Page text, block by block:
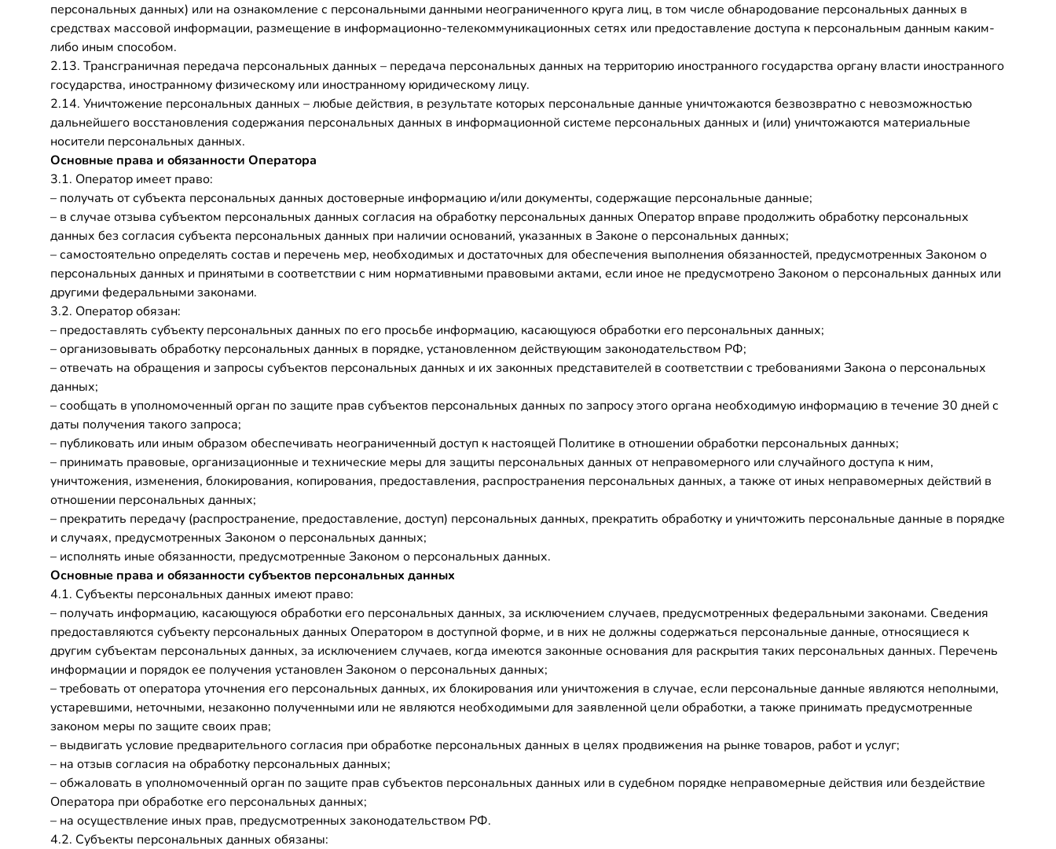
персональных данных) или на ознакомление с персональными данными неограниченного круга лиц, в том числе обнародование персональных данных в
средствах массовой информации, размещение в информационно-телекоммуникационных сетях или предоставление доступа к персональным данным каким-
либо иным способом.
2.13. Трансграничная передача персональных данных – передача персональных данных на территорию иностранного государства органу власти иностранного
государства, иностранному физическому или иностранному юридическому лицу.
2.14. Уничтожение персональных данных – любые действия, в результате которых персональные данные уничтожаются безвозвратно с невозможностью
дальнейшего восстановления содержания персональных данных в информационной системе персональных данных и (или) уничтожаются материальные
носители персональных данных.
Основные права и обязанности Оператора
3.1. Оператор имеет право:
– получать от субъекта персональных данных достоверные информацию и/или документы, содержащие персональные данные;
– в случае отзыва субъектом персональных данных согласия на обработку персональных данных Оператор вправе продолжить обработку персональных
данных без согласия субъекта персональных данных при наличии оснований, указанных в Законе о персональных данных;
– самостоятельно определять состав и перечень мер, необходимых и достаточных для обеспечения выполнения обязанностей, предусмотренных Законом о
персональных данных и принятыми в соответствии с ним нормативными правовыми актами, если иное не предусмотрено Законом о персональных данных или
другими федеральными законами.
3.2. Оператор обязан:
– предоставлять субъекту персональных данных по его просьбе информацию, касающуюся обработки его персональных данных;
– организовывать обработку персональных данных в порядке, установленном действующим законодательством РФ;
– отвечать на обращения и запросы субъектов персональных данных и их законных представителей в соответствии с требованиями Закона о персональных
данных;
– сообщать в уполномоченный орган по защите прав субъектов персональных данных по запросу этого органа необходимую информацию в течение 30 дней с
даты получения такого запроса;
– публиковать или иным образом обеспечивать неограниченный доступ к настоящей Политике в отношении обработки персональных данных;
– принимать правовые, организационные и технические меры для защиты персональных данных от неправомерного или случайного доступа к ним,
уничтожения, изменения, блокирования, копирования, предоставления, распространения персональных данных, а также от иных неправомерных действий в
отношении персональных данных;
– прекратить передачу (распространение, предоставление, доступ) персональных данных, прекратить обработку и уничтожить персональные данные в порядке
и случаях, предусмотренных Законом о персональных данных;
– исполнять иные обязанности, предусмотренные Законом о персональных данных.
Основные права и обязанности субъектов персональных данных
4.1. Субъекты персональных данных имеют право:
– получать информацию, касающуюся обработки его персональных данных, за исключением случаев, предусмотренных федеральными законами. Сведения
предоставляются субъекту персональных данных Оператором в доступной форме, и в них не должны содержаться персональные данные, относящиеся к
другим субъектам персональных данных, за исключением случаев, когда имеются законные основания для раскрытия таких персональных данных. Перечень
информации и порядок ее получения установлен Законом о персональных данных;
– требовать от оператора уточнения его персональных данных, их блокирования или уничтожения в случае, если персональные данные являются неполными,
устаревшими, неточными, незаконно полученными или не являются необходимыми для заявленной цели обработки, а также принимать предусмотренные
законом меры по защите своих прав;
– выдвигать условие предварительного согласия при обработке персональных данных в целях продвижения на рынке товаров, работ и услуг;
– на отзыв согласия на обработку персональных данных;
– обжаловать в уполномоченный орган по защите прав субъектов персональных данных или в судебном порядке неправомерные действия или бездействие
Оператора при обработке его персональных данных;
– на осуществление иных прав, предусмотренных законодательством РФ.
4.2. Субъекты персональных данных обязаны: